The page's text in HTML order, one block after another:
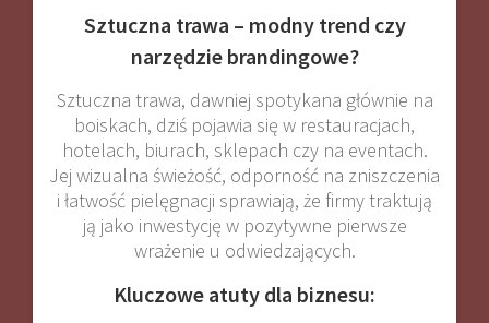
Sztuczna trawa – modny trend czy
narzędzie brandingowe?
Sztuczna trawa, dawniej spotykana głównie na
boiskach, dziś pojawia się w restauracjach,
hotelach, biurach, sklepach czy na eventach.
Jej wizualna świeżość, odporność na zniszczenia
i łatwość pielęgnacji sprawiają, że firmy traktują
ją jako inwestycję w pozytywne pierwsze
wrażenie u odwiedzających.
Kluczowe atuty dla biznesu: